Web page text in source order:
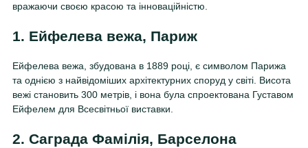
вражаючи своєю красою та інноваційністю.
1. Ейфелева вежа, Париж
Ейфелева вежа, збудована в 1889 році, є символом Парижа
та однією з найвідоміших архітектурних споруд у світі. Висота
вежі становить 300 метрів, і вона була спроектована Густавом
Ейфелем для Всесвітньої виставки.
2. Саграда Фамілія, Барселона